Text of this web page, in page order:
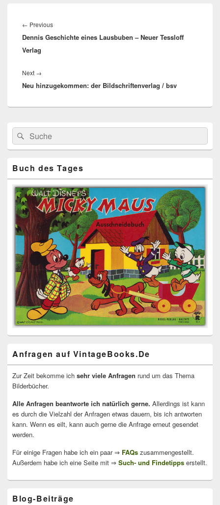
← PreviousPrevious
post:
Dennis Geschichte eines Lausbuben – Neuer Tessloff
Verlag
Next →
post:
Neu hinzugekommen: der Bildschriftenverlag / bsv
Primärer
Seitenleisten
Widget-
Bereich
Search
for:
Suche
Buch des Tages
Anfragen auf VintageBooks.De
Zur Zeit bekomme ich sehr viele Anfragen rund um das Thema
Bilderbücher.
Alle Anfragen beantworte ich natürlich gerne. Allerdings ist kann
es durch die Vielzahl der Anfragen etwas dauern, bis ich antworten
kann. Wenn es eilt, kann auch gerne die Anfrage erneut gesendet
werden.
Für einige Fragen habe ich ein paar ⇒ FAQs zusammengestellt.
Außerdem habe ich eine Seite mit ⇒ Such- und Findetipps erstellt.
Blog-Beiträge